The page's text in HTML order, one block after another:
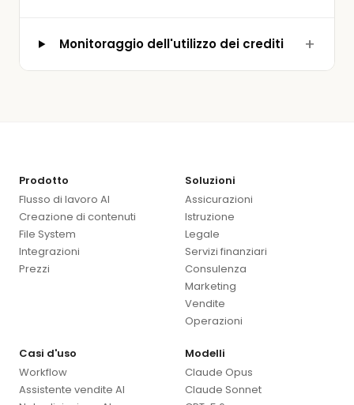
Monitoraggio dell'utilizzo dei crediti
Prodotto
Flusso di lavoro AI
Creazione di contenuti
File System
Integrazioni
Prezzi
Soluzioni
Assicurazioni
Istruzione
Legale
Servizi finanziari
Consulenza
Marketing
Vendite
Operazioni
Casi d'uso
Workflow
Assistente vendite AI
Modelli
Claude Opus
Claude Sonnet